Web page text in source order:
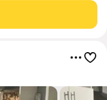
доме 2021 года